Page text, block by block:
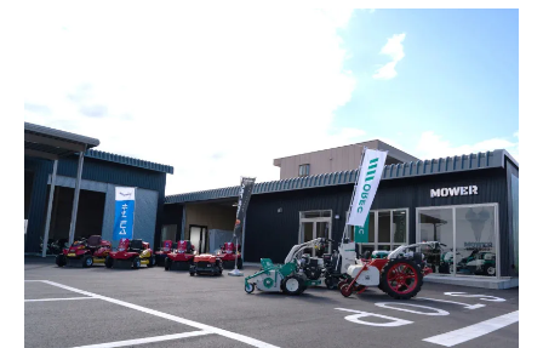
ミッション FIG8 Bタイプ アクスル
ミッション FIG7 Aタイプ アクスル
ミッション FIG8 Bタイプ アクスル
ミッション FIG7 アクスル
ミッション FIG7 アクスル
CM181
ミッション FIG7 アクスル
CM182K
ミッション FIG7 アクスル
CM182
ミッション FIG7 アクスル
CM184